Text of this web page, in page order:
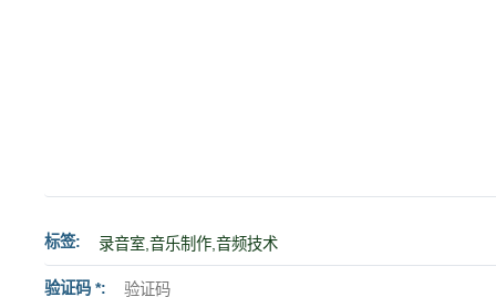
标签
验证码 *